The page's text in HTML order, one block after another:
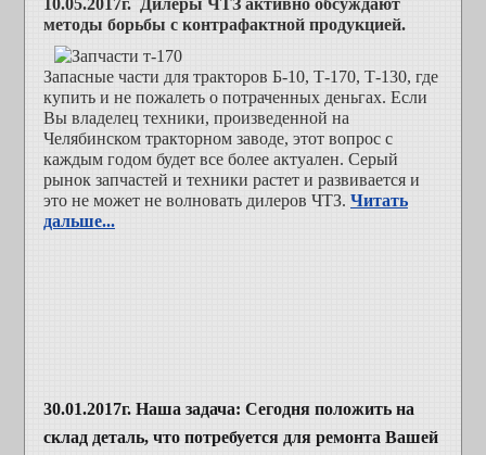
10.05.2017г. Дилеры ЧТЗ активно обсуждают
методы борьбы с контрафактной продукцией.
Запасные части для тракторов Б-10, Т-170, Т-130, где
купить и не пожалеть о потраченных деньгах. Если
Вы владелец техники, произведенной на
Челябинском тракторном заводе, этот вопрос с
каждым годом будет все более актуален. Серый
рынок запчастей и техники растет и развивается и
это не может не волновать дилеров ЧТЗ. Читать
дальше...
30.01.2017г. Наша задача: Сегодня положить на
склад деталь, что потребуется для ремонта Вашей